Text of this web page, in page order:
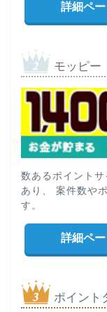
詳細ペ
モッピー
数あるポイント
あり、 案件数や
す。
詳細ペ
ポイント